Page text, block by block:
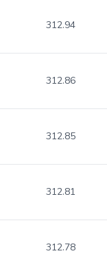
312.94
312.86
312.85
312.81
312.78